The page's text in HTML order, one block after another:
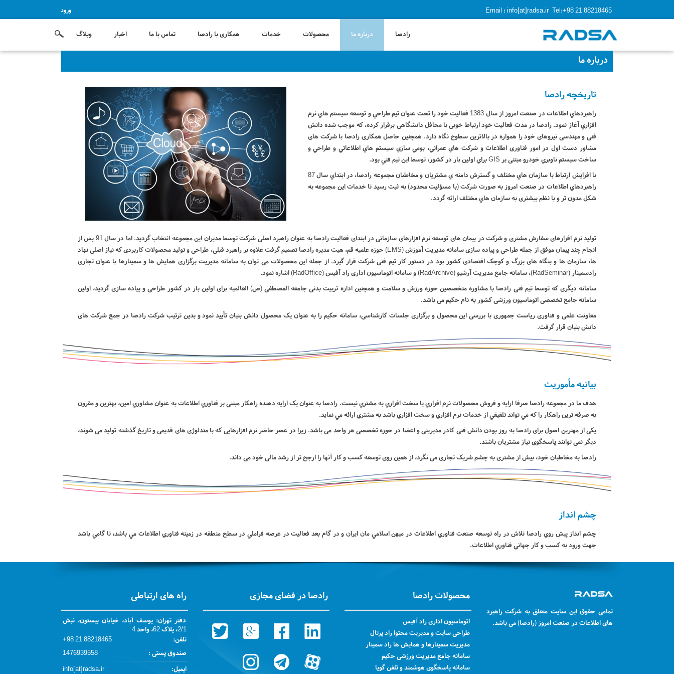
ورود Tel:+98 21 88218465
Email : info[at]radsa.ir
رادصا درباره ما محصولات خدمات همکاری با رادصا تماس با ما اخبار وبلاگ
درباره ما
تاریخچه رادصا
راهبردهاي اطلاعات در صنعت امروز از سال 1383 فعاليت خود را تحت عنوان تيم طراحي و توسعه سيستم هاي نرم
افزاري آغاز نمود. رادصا در مدت فعاليت خود ارتباط خوبی با محافل دانشگاهی برقرار کرده، که موجب شده دانش
فنی و مهندسی نیروهای خود را همواره در بالاترین سطوح نگاه دارد. همچنین حاصل همکاری رادصا با شرکت های
مشاور دست اول در امور فناوری اطلاعات و شرکت هاي عمراني، بومي سازي سيستم هاي اطلاعاتي و طراحي و
ساخت سيستم ناوبري خودرو مبتنی بر GIS براي اولين بار در کشور، توسط اين تيم فني بود.
با افزايش ارتباط با سازمان هاي مختلف و گسترش دامنه ي مشتريان و مخاطبان مجموعه رادصا، در ابتداي سال 87
راهبردهاي اطلاعات در صنعت امروز به صورت شرکت (با مسؤليت محدود) به ثبت رسيد تا خدمات این مجموعه به
شکل مدون تر و با نظم بيشتری به سازمان هاي مختلف ارائه گردد.
تولید نرم افزارهای سفارش مشتری و شرکت در پیمان های توسعه نرم افزارهای سازمانی در ابتدای فعالیت رادصا به عنوان راهبرد اصلی شرکت توسط مدیران این مجموعه انتخاب گردید. اما در سال 91 پس از
انجام چند پیمان موفق از جمله طراحی و پیاده سازی سامانه مدیریت آموزش (EMS) حوزه علمیه قم، هیت مدیره رادصا تصمیم گرفت علاوه بر راهبرد قبلی، طراحی و تولید محصولات کاربردی که نیاز اصلی نهاد
ها، سازمان ها و بنگاه های بزرگ و کوچک اقتصادی کشور بود در دستور کار تیم فنی شرکت قرار گیرد. از جمله این محصولات می توان به سامانه مدیریت برگزاری همایش ها و سمینارها با عنوان تجاری
رادسمینار (RadSeminar)، سامانه جامع مدیریت آرشیو (RadArchive) و سامانه اتوماسیون اداری راد آفیس (RadOffice) اشاره نمود.
سامانه دیگری که توسط تیم فنی رادصا با مشاوره متخصصین حوزه ورزش و سلامت و همچنین اداره تربیت بدنی جامعه المصطفی (ص) العالمیه برای اولین بار در کشور طراحی و پیاده سازی گردید، اولین
سامانه جامع تخصصی اتوماسیون ورزشی کشور به نام حکیم می باشد.
معاونت علمی و فناوری ریاست جمهوری با بررسی این محصول و برگزاری جلسات کارشناسی، سامانه حکیم را به عنوان یک محصول دانش بنیان تأیید نمود و بدین ترتیب شرکت رادصا در جمع شرکت های
دانش بنیان قرار گرفت.
بیانیه مأموریت
هدف ما در مجموعه رادصا صرفا ارايه و فروش محصولات نرم افزاري يا سخت افزاري به مشتري نيست. رادصا به عنوان يک ارايه دهنده راهکار مبتني بر فناوري اطلاعات به عنوان مشاوري امين، بهترين و مقرون
به صرفه ترين راهکار را که مي تواند تلفيقي از خدمات نرم افزاري و سخت افزاري باشد به مشتري ارائه مي نمايد.
یکی از مهترین اصول برای رادصا به روز بودن دانش فنی کادر مدیریتی و اعضا در حوزه تخصصی هر واحد می باشد. زیرا در عصر حاضر نرم افزارهایی که با متدلوژی های قدیمی و تاریخ گذشته تولید می شوند،
دیگر نمی توانند پاسخگوی نیاز مشتریان باشند.
رادصا به مخاطبان خود، بیش از مشتری به چشم شریک تجاری می نگرد، از همین روی توسعه کسب و کار آنها را ارجح تر از رشد مالی خود می داند.
چشم انداز
چشم انداز پيش روي رادصا تلاش در راه توسعه صنعت فناوري اطلاعات در ميهن اسلامي مان ايران و در گام بعد فعاليت در عرصه فراملي در سطح منطقه در زمينه فناوري اطلاعات مي باشد، تا گامي باشد
جهت ورود به کسب و کار جهاني فناوري اطلاعات.
تمامی حقوق این سایت متعلق به شرکت راهبرد
های اطلاعات در صنعت امروز (رادصا) می باشد.
محصولات رادصا
اتوماسیون اداری راد آفیس
طراحی سایت و مدیریت محتوا راد پرتال
مدیریت سمینارها و همایش ها راد سمینار
سامانه جامع مدیریت ورزشی حکیم
سامانه پاسخگوی هوشمند و تلفن گویا
رادصا در فضای مجازی راه های ارتباطی
دفتر تهران: یوسف آباد، خیابان بیستون، نبش
2/1، پلاک 62، واحد 4
تلفن:
88218465 21 98+
صندوق پستی :
1476939558
ایمیل:
info[at]radsa.ir